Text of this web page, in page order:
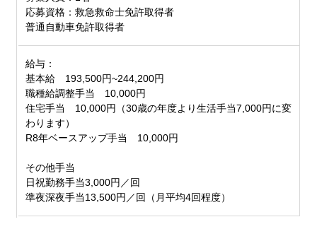
応募資格：救急救命士免許取得者
普通自動車免許取得者
給与：
基本給 193,500円~244,200円
職種給調整手当 10,000円
住宅手当 10,000円（30歳の年度より生活手当7,000円に変
わります）
R8年ベースアップ手当 10,000円
その他手当
日祝勤務手当3,000円／回
準夜深夜手当13,500円／回（月平均4回程度）